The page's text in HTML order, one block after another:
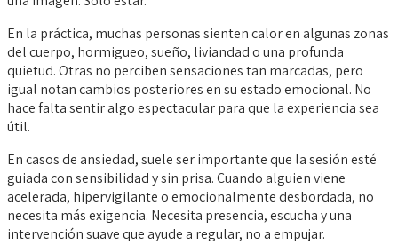
En la práctica, muchas personas sienten calor en algunas zonas
del cuerpo, hormigueo, sueño, liviandad o una profunda
quietud. Otras no perciben sensaciones tan marcadas, pero
igual notan cambios posteriores en su estado emocional. No
hace falta sentir algo espectacular para que la experiencia sea
útil.
En casos de ansiedad, suele ser importante que la sesión esté
guiada con sensibilidad y sin prisa. Cuando alguien viene
acelerada, hipervigilante o emocionalmente desbordada, no
necesita más exigencia. Necesita presencia, escucha y una
intervención suave que ayude a regular, no a empujar.